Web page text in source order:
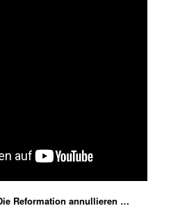
Reformation annullieren …